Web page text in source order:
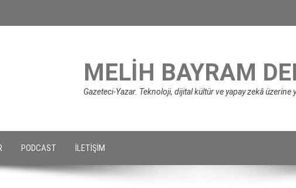
MELIH BAYRAM
Gazeteci-Yazar. Teknoloji, dijital kültür ve yapay zekâ üzerine
PODCAST İLETIŞIM